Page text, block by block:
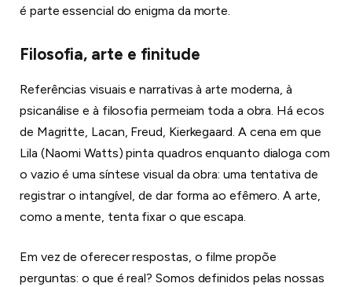
é parte essencial do enigma da morte.
Filosofia, arte e finitude
Referências visuais e narrativas à arte moderna, à
psicanálise e à filosofia permeiam toda a obra. Há ecos
de Magritte, Lacan, Freud, Kierkegaard. A cena em que
Lila (Naomi Watts) pinta quadros enquanto dialoga com
o vazio é uma síntese visual da obra: uma tentativa de
registrar o intangível, de dar forma ao efêmero. A arte,
como a mente, tenta fixar o que escapa.
Em vez de oferecer respostas, o filme propõe
perguntas: o que é real? Somos definidos pelas nossas